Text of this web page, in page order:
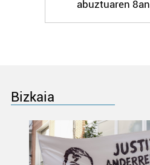
abuztuaren 8an
Bizkaia